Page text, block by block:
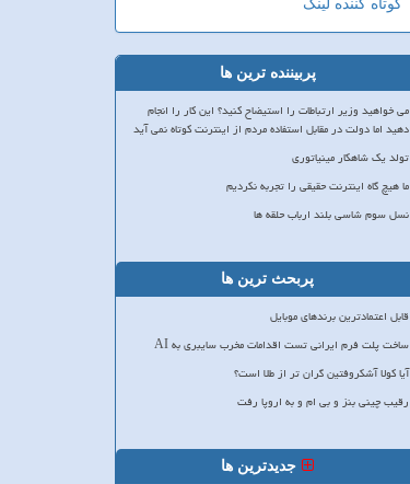
کوتاه کننده لینک
پربیننده ترین ها
می خواهید وزیر ارتباطات را استیضاح کنید؟ این کار را انجام
دهید اما دولت در مقابل استفاده مردم از اینترنت کوتاه نمی آید
تولد یک شاهکار مینیاتوری
ما هیچ گاه اینترنت حقیقی را تجربه نکردیم
نسل سوم شاسی بلند ارباب حلقه ها
پربحث ترین ها
قابل اعتمادترین برندهای موبایل
ساخت پلت فرم ایرانی تست اقدامات مخرب سایبری به AI
آیا کولا آشکروفتین گران تر از طلا است؟
رقیب چینی بنز و بی ام و به اروپا رفت
جدیدترین ها